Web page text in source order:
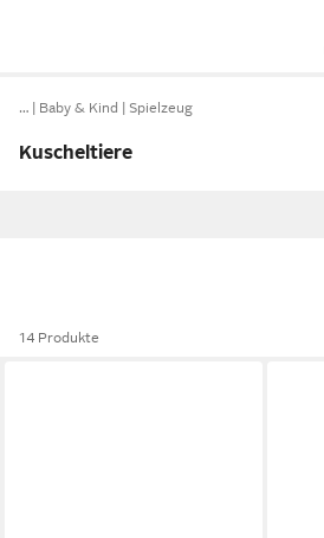
… Baby & Kind Spielzeug
Kuscheltiere
14 Produkte